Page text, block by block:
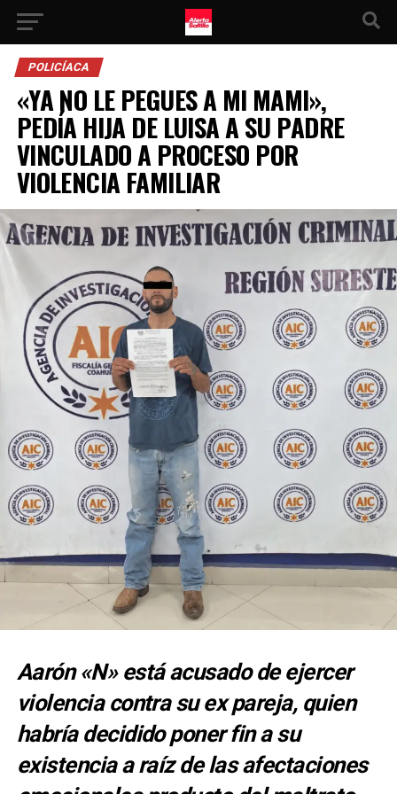
POLICÍACA
«YA NO LE PEGUES A MI MAMI»,
PEDÍA HIJA DE LUISA A SU PADRE
VINCULADO A PROCESO POR
VIOLENCIA FAMILIAR
Aarón «N» está acusado de ejercer
violencia contra su ex pareja, quien
habría decidido poner fin a su
existencia a raíz de las afectaciones